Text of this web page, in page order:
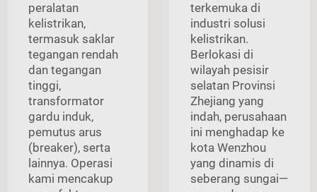
peralatan
kelistrikan,
termasuk saklar
tegangan rendah
dan tegangan
tinggi,
transformator
gardu induk,
pemutus arus
(breaker), serta
lainnya. Operasi
kami mencakup
terkemuka di
industri solusi
kelistrikan.
Berlokasi di
wilayah pesisir
selatan Provinsi
Zhejiang yang
indah, perusahaan
ini menghadap ke
kota Wenzhou
yang dinamis di
seberang sungai—